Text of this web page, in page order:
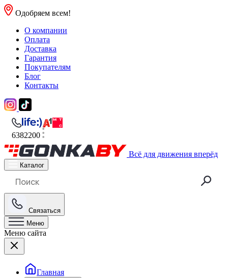
Одобряем всем!
О компании
Оплата
Доставка
Гарантия
Покупателям
Блог
Контакты
6382200
Всё для движения вперёд
Каталог
Связаться
Меню
Меню сайта
Главная